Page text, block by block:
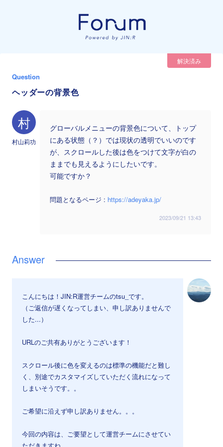
解決済み
Question
ヘッダーの背景色
村
村山莉功
グローバルメニューの背景色について、トップ
にある状態（？）では現状の透明でいいのです
が、スクロールした後は色をつけて文字が白の
ままでも見えるようにしたいです。
可能ですか？
問題となるページ : https://adeyaka.jp/
2023/09/21 13:43
こんにちは！JIN:R運営チームのtsu_です。
（ご返信が遅くなってしまい、申し訳ありませんで
した...）
URLのご共有ありがとうございます！
スクロール後に色を変えるのは標準の機能だと難し
く、別途でカスタマイズしていただく流れになって
しまいそうです。。
ご希望に沿えず申し訳ありません。。。
今回の内容は、ご要望として運営チームにさせてい
ただきますね。